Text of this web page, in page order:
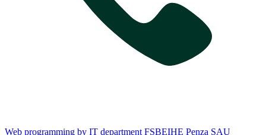
Web programming by IT department FSBEIHE Penza SAU